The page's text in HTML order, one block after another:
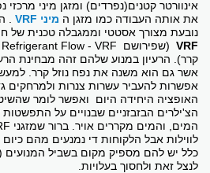
אינוורטר קטנים(נפרדים) ומזגן מיני
את אותה העבודה כמו מזגן ה מיני VRF
.
נובעת מצורך אסטטי וממגבלה טכנית של
VRF
קרר). הרעיון במנוע שלהם זהה מבחינת
אשר גם הוא משנה את נפח נוזל קרר.
אפשרות להעביר עשרות צנרות ולמרחקים
האופציה היחידה היום ואפשר לומר
הצ'ילרים הבזבזניים שבנויים על
לווילות אבל הלקוחות די נמנעים מהם
כלל יש להם מספיק מקום בשביל
לנצל זאת ולחסוך בעלויות.